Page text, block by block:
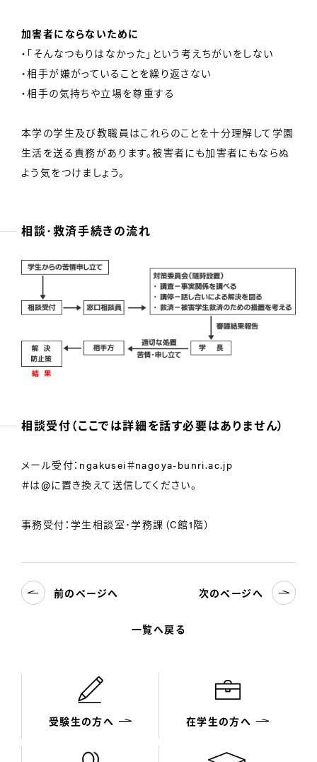
加害者にならないために
・「そんなつもりはなかった」という考えちがいをしない
・相手が嫌がっていることを繰り返さない
・相手の気持ちや立場を尊重する
本学の学生及び教職員はこれらのことを十分理解して学園
生活を送る責務があります。被害者にも加害者にもならぬ
よう気をつけましょう。
相談･救済手続きの流れ
相談受付（ここでは詳細を話す必要はありません）
メール受付：ngakusei＃nagoya-bunri.ac.jp
＃は@に置き換えて送信してください。
事務受付：学生相談室･学務課（C館1階）
一覧へ戻る
前のページへ 次のページへ
受験生の方へ 在学生の方へ